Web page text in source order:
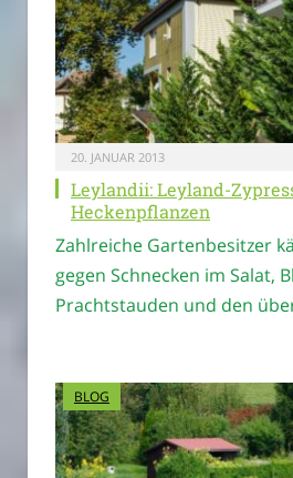
20. JANUAR 2013
Leylandii: Leyland-
Heckenpflanzen
Zahlreiche Gartenbesitzer
gegen Schnecken im Salat,
Prachtstauden und den
BLOG